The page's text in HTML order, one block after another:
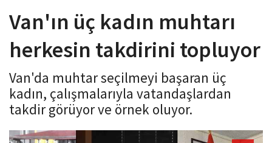
v
g
t
i
o
n
Van'ın üç kadın muhtarı
herkesin takdirini topluyor
Van'da muhtar seçilmeyi başaran üç
kadın, çalışmalarıyla vatandaşlardan
takdir görüyor ve örnek oluyor.